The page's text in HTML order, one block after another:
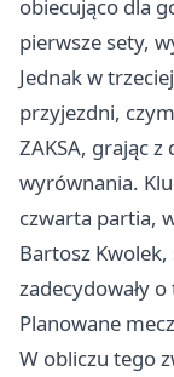
obiecująco dla
pierwsze sety,
Jednak w
przyjezdni,
ZAKSA, grając
wyrównania.
czwarta partia,
Bartosz
zadecydowały
Planowane
W obliczu tego